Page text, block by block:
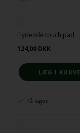
Flydende touch pad
124,00 DKK
På lager